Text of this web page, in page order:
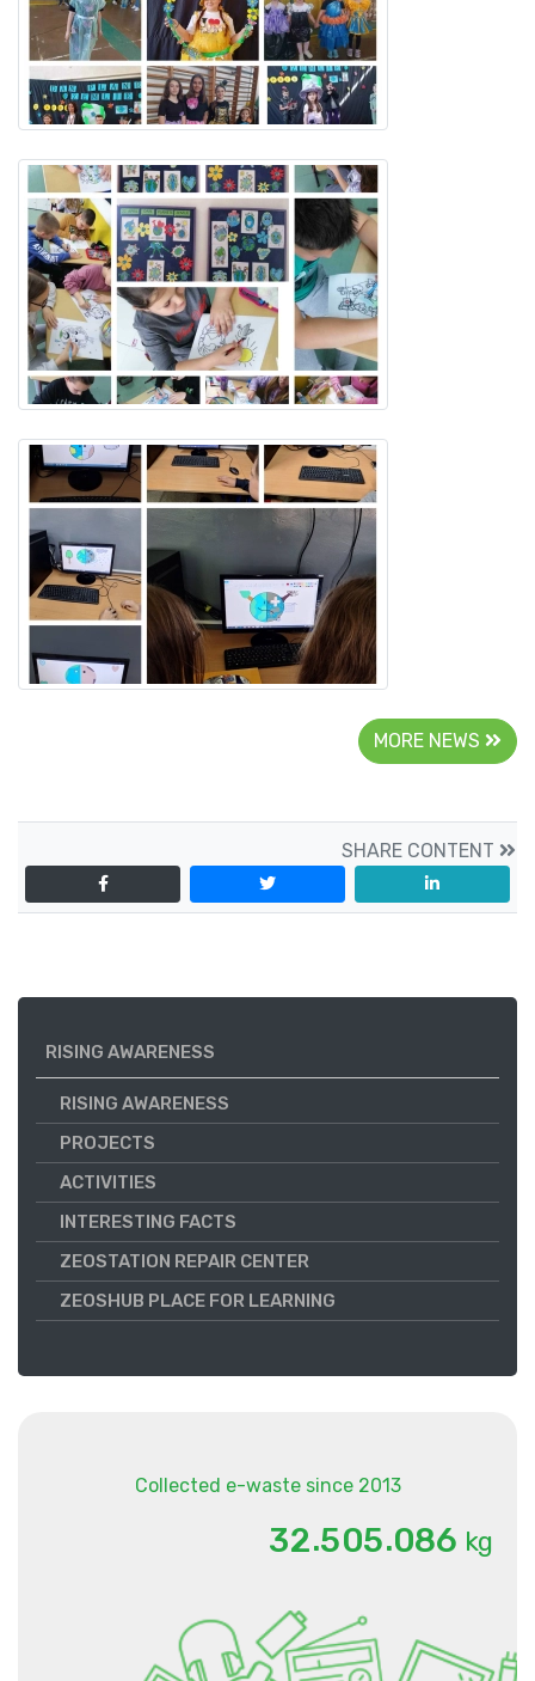
MORE NEWS
SHARE CONTENT
RISING AWARENESS
RISING AWARENESS
PROJECTS
ACTIVITIES
INTERESTING FACTS
ZEOSTATION REPAIR CENTER
ZEOSHUB PLACE FOR LEARNING
Collected e-waste since 2013
32.505.086 kg